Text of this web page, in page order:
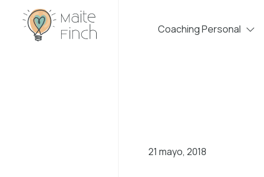
Coaching Personal
21 mayo, 2018